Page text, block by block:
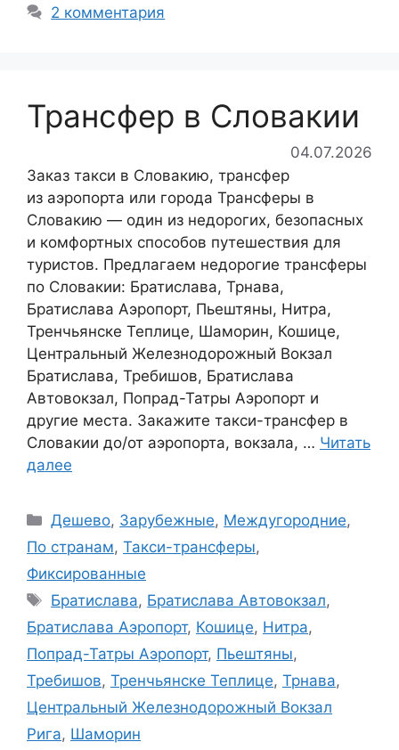
2 комментария
Трансфер в Словакии
04.07.2026
Заказ такси в Словакию, трансфер
из аэропорта или города Трансферы в
Словакию — один из недорогих, безопасных
и комфортных способов путешествия для
туристов. Предлагаем недорогие трансферы
по Словакии: Братислава, Трнава,
Братислава Аэропорт, Пьештяны, Нитра,
Тренчьянске Теплице, Шаморин, Кошице,
Центральный Железнодорожный Вокзал
Братислава, Требишов, Братислава
Автовокзал, Попрад-Татры Аэропорт и
другие места. Закажите такси-трансфер в
Словакии до/от аэропорта, вокзала, … Читать
далее
Рубрики
Дешево, Зарубежные, Междугородние,
По странам, Такси-трансферы,
Фиксированные
Метки
Братислава, Братислава Автовокзал,
Братислава Аэропорт, Кошице, Нитра,
Попрад-Татры Аэропорт, Пьештяны,
Требишов, Тренчьянске Теплице, Трнава,
Центральный Железнодорожный Вокзал
Рига, Шаморин